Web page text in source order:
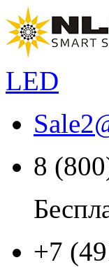
LED
Sale2
8
+7